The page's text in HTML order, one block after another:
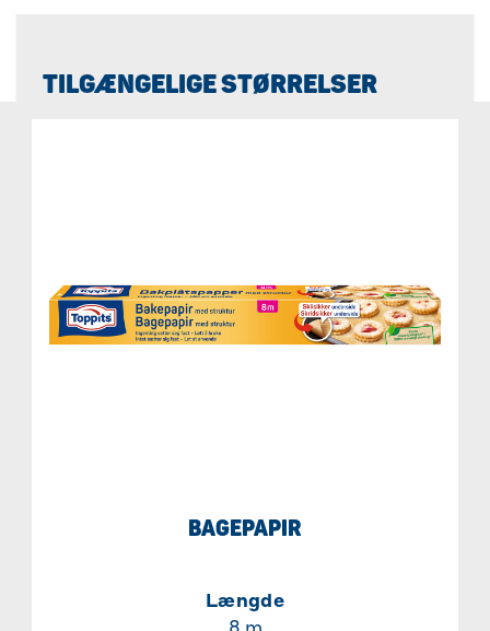
TILGÆNGELIGE STØRRELSER
BAGEPAPIR
Længde